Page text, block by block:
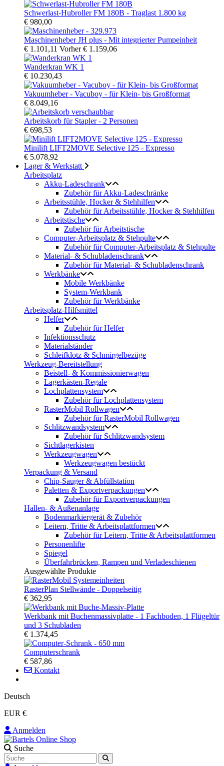
Schwerlast-Hubroller FM 180B - Traglast 1.800 kg
€ 980,00
Maschinenheber JH plus - Mit integrierter Pumpeinheit
€ 1.101,11 Vorher€ 1.159,06
Wanderkran WK 1
€ 10.230,43
Vakuumheber - Vacuboy - für Klein- bis Großformat
€ 8.049,16
Arbeitskorb für Stapler - 2 Personen
€ 698,53
Minilift LIFT2MOVE Selective 125 - Expresso
€ 5.078,92
Lager & Werkstatt
Arbeitsplatz
Akku-Ladeschrank
Zubehör für Akku-Ladeschränke
Arbeitsstühle, Hocker & Stehhilfen
Zubehör für Arbeitsstühle, Hocker & Stehhilfen
Arbeitstische
Zubehör für Arbeitstische
Computer-Arbeitsplatz & Stehpulte
Zubehör für Computer-Arbeitsplatz & Stehpulte
Material- & Schubladenschrank
Zubehör für Material- & Schubladenschrank
Werkbänke
Mobile Werkbänke
System-Werkbank
Zubehör für Werkbänke
Arbeitsplatz-Hilfsmittel
Helfer
Zubehör für Helfer
Infektionsschutz
Materialständer
Schleifklotz & Schmirgelbezüge
Werkzeug-Bereitstellung
Beistell- & Kommissionierwagen
Lagerkästen-Regale
Lochplattensystem
Zubehör für Lochplattensystem
RasterMobil Rollwagen
Zubehör für RasterMobil Rollwagen
Schlitzwandsystem
Zubehör für Schlitzwandsystem
Sichtlagerkisten
Werkzeugwagen
Werkzeugwagen bestückt
Verpackung & Versand
Chip-Sauger & Abfüllstation
Paletten & Exportverpackungen
Zubehör für Exportverpackungen
Hallen- & Außenanlage
Bodenmarkiergerät & Zubehör
Leitern, Tritte & Arbeitsplattformen
Zubehör für Leitern, Tritte & Arbeitsplattformen
Personenlifte
Spiegel
Überfahrbrücken, Rampen und Verladeschienen
Ausgewählte Produkte
RasterPlan Stellwände - Doppelseitig
€ 362,95
Werkbank mit Buchenmassivplatte - 1 Fachboden, 1 Flügeltür
und 3 Schubladen
€ 1.374,45
Computerschrank
€ 587,86
Kontakt
Deutsch
EUR €
Anmelden
Suche